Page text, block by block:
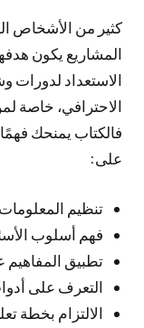
كثير من الأشخاص
المشاريع يكون
الاستعداد لدورات
فالكتاب يمنحك
على:
تنظيم
فهم أسلوب
تطبيق
التعرف على
الالتزام بخطة